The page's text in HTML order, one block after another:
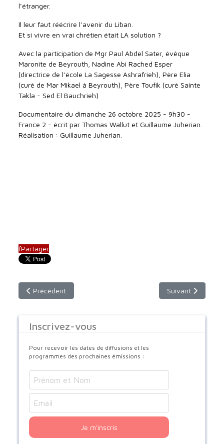
l’étranger.
Il leur faut réécrire l’avenir du Liban.
Et si vivre en vrai chrétien était LA solution ?
Avec la participation de Mgr Paul Abdel Sater, évêque
Maronite de Beyrouth, Nadine Abi Rached Esper
(directrice de l’école La Sagesse Ashrafrieh), Père Elia
(curé de Mar Mikael à Beyrouth), Père Toufik (curé Sainte
Takla - Sed El Bauchrieh)
Documentaire du dimanche 26 octobre 2025 - 9h30 -
France 2 - écrit par Thomas Wallut et Guillaume Juherian.
Réalisation : Guillaume Juherian.
fPartager
Article précédent : Samedi 1er novembre - de 10h à 11h - F2
Précédent Article suivant :
Suivant
Inscrivez-vous
Pour recevoir les dates de diffusions et les
programmes des prochaines émissions :
Je m'inscris